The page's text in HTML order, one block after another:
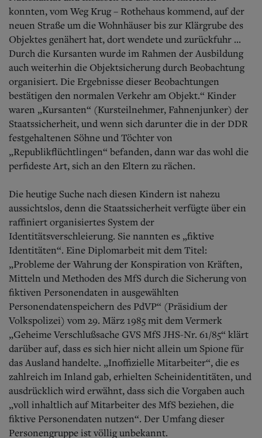
konnten, vom Weg Krug – Rothehaus kommend, auf der
neuen Straße um die Wohnhäuser bis zur Klärgrube des
Objektes genähert hat, dort wendete und zurückfuhr ...
Durch die Kursanten wurde im Rahmen der Ausbildung
auch weiterhin die Objektsicherung durch Beobachtung
organisiert. Die Ergebnisse dieser Beobachtungen
bestätigen den normalen Verkehr am Objekt.“ Kinder
waren „Kursanten“ (Kursteilnehmer, Fahnenjunker) der
Staatssicherheit, und wenn sich darunter die in der DDR
festgehaltenen Söhne und Töchter von
„Republikflüchtlingen“ befanden, dann war das wohl die
perfideste Art, sich an den Eltern zu rächen.
Die heutige Suche nach diesen Kindern ist nahezu
aussichtslos, denn die Staatssicherheit verfügte über ein
raffiniert organisiertes System der
Identitätsverschleierung. Sie nannten es „fiktive
Identitäten“. Eine Diplomarbeit mit dem Titel:
„Probleme der Wahrung der Konspiration von Kräften,
Mitteln und Methoden des MfS durch die Sicherung von
fiktiven Personendaten in ausgewählten
Personendatenspeichern des PdVP“ (Präsidium der
Volkspolizei) vom 29. März 1985 mit dem Vermerk
„Geheime Verschlußsache GVS MfS JHS-Nr. 61/85“ klärt
darüber auf, dass es sich hier nicht allein um Spione für
das Ausland handelte. „Inoffizielle Mitarbeiter“, die es
zahlreich im Inland gab, erhielten Scheinidentitäten, und
ausdrücklich wird erwähnt, dass sich die Vorgaben auch
„voll inhaltlich auf Mitarbeiter des MfS beziehen, die
fiktive Personendaten nutzen“. Der Umfang dieser
Personengruppe ist völlig unbekannt.